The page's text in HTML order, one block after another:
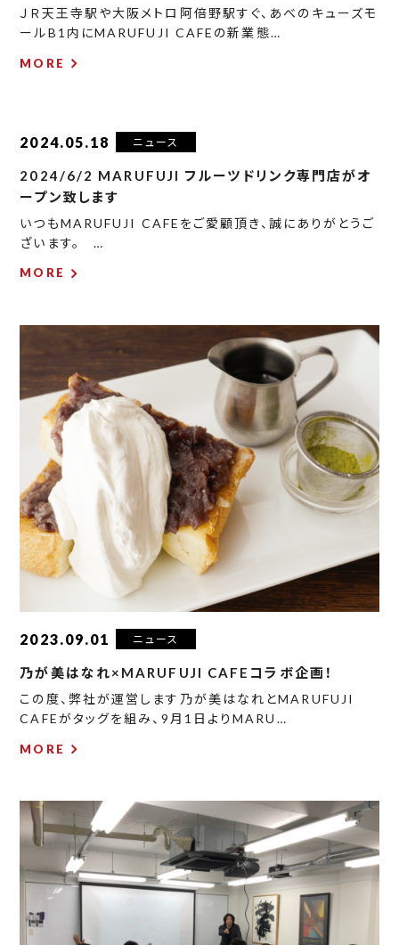
ＪＲ天王寺駅や大阪メトロ阿倍野駅すぐ、あべのキューズモ
ールB1内にMARUFUJI CAFEの新業態…
MORE
2024.05.18 ニュース
2024/6/2 MARUFUJI フルーツドリンク専門店がオ
ープン致します
いつもMARUFUJI CAFEをご愛顧頂き、誠にありがとうご
ざいます。 …
MORE
2023.09.01 ニュース
乃が美はなれ×MARUFUJI CAFEコラボ企画！
この度、弊社が運営します乃が美はなれとMARUFUJI
CAFEがタッグを組み、9月1日よりMARU…
MORE